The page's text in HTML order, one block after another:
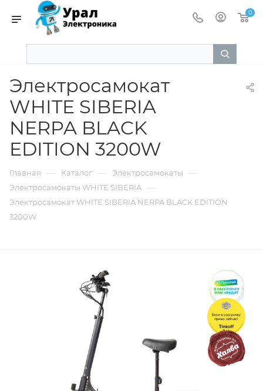
0
Электросамокат
WHITE SIBERIA
NERPA BLACK
EDITION 3200W
Главная — Каталог — Электросамокаты —
Электросамокаты WHITE SIBERIA —
Электросамокат WHITE SIBERIA NERPA BLACK EDITION
3200W